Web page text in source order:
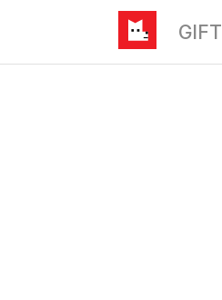
GIFT